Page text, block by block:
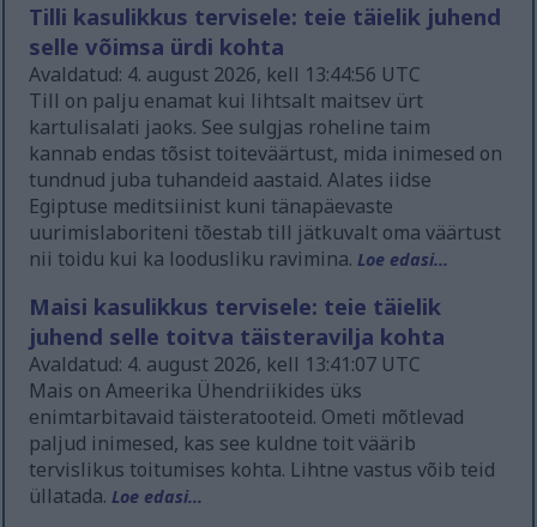
Tilli kasulikkus tervisele: teie täielik juhend
selle võimsa ürdi kohta
Avaldatud: 4. august 2026, kell 13:44:56 UTC
Till on palju enamat kui lihtsalt maitsev ürt
kartulisalati jaoks. See sulgjas roheline taim
kannab endas tõsist toiteväärtust, mida inimesed on
tundnud juba tuhandeid aastaid. Alates iidse
Egiptuse meditsiinist kuni tänapäevaste
uurimislaboriteni tõestab till jätkuvalt oma väärtust
nii toidu kui ka loodusliku ravimina.Loe edasi...
Maisi kasulikkus tervisele: teie täielik
juhend selle toitva täisteravilja kohta
Avaldatud: 4. august 2026, kell 13:41:07 UTC
Mais on Ameerika Ühendriikides üks
enimtarbitavaid täisteratooteid. Ometi mõtlevad
paljud inimesed, kas see kuldne toit väärib
tervislikus toitumises kohta. Lihtne vastus võib teid
üllatada.Loe edasi...